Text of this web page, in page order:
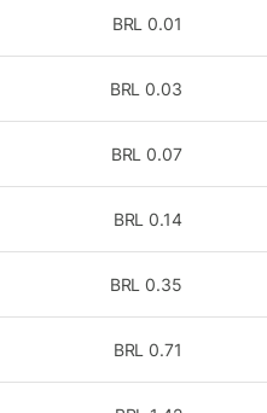
0.01
BRL
0.03
BRL
0.07
BRL
0.14
BRL
0.35
BRL
0.71
BRL